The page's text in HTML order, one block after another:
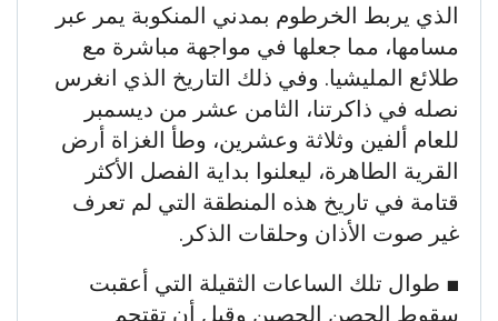
الذي يربط الخرطوم بمدني المنكوبة يمر عبر
مسامها، مما جعلها في مواجهة مباشرة مع
طلائع المليشيا. وفي ذلك التاريخ الذي انغرس
نصله في ذاكرتنا، الثامن عشر من ديسمبر
للعام ألفين وثلاثة وعشرين، وطأ الغزاة أرض
القرية الطاهرة، ليعلنوا بداية الفصل الأكثر
قتامة في تاريخ هذه المنطقة التي لم تعرف
غير صوت الأذان وحلقات الذكر.
​■ طوال تلك الساعات الثقيلة التي أعقبت
سقوط الحصن الحصين وقبل أن تقتحم